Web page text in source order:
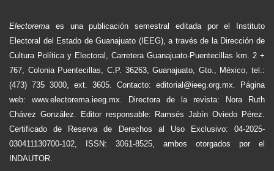
Electorema es una publicación semestral editada por el Instituto
Electoral del Estado de Guanajuato (IEEG), a través de la Dirección de
Cultura Política y Electoral, Carretera Guanajuato-Puentecillas km. 2 +
767, Colonia Puentecillas, C.P. 36263, Guanajuato, Gto., México, tel.:
(473) 735 3000, ext. 3605. Contacto: editorial@ieeg.org.mx. Página
web: www.electorema.ieeg.mx. Directora de la revista: Nora Ruth
Chávez González. Editor responsable: Ramsés Jabín Oviedo Pérez.
Certificado de Reserva de Derechos al Uso Exclusivo: 04-2025-
030411130700-102, ISSN: 3061-8525, ambos otorgados por el
INDAUTOR.